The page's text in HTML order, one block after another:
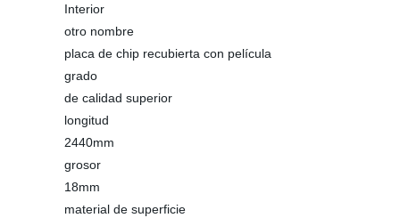
Interior
otro nombre
placa de chip recubierta con película
grado
de calidad superior
longitud
2440mm
grosor
18mm
material de superficie